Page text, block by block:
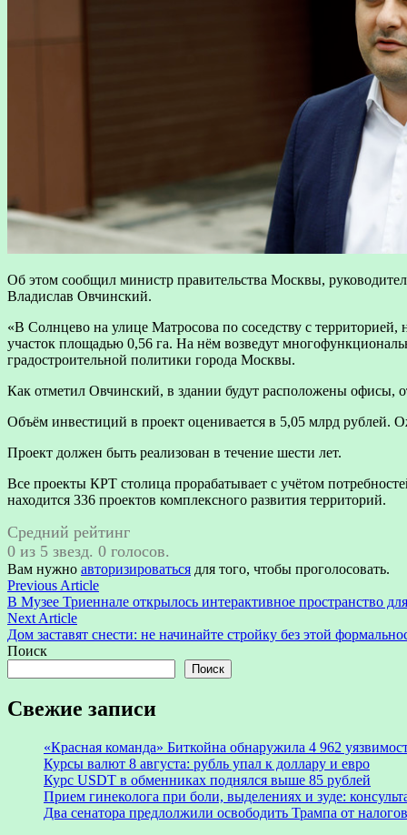
Об этом сообщил министр правительства Москвы,
Владислав Овчинский.
«В Солнцево на улице Матросова по соседству с
участок площадью 0,56 га. На нём возведут
градостроительной политики города Москвы.
Как отметил Овчинский, в здании будут расположены офисы,
Объём инвестиций в проект оценивается в 5,05 млрд рублей.
Проект должен быть реализован в течение шести лет.
Все проекты КРТ столица прорабатывает с учётом
находится 336 проектов комплексного развития территорий.
Средний рейтинг
0 из 5 звезд. 0 голосов.
Вам нужно авторизироваться для того, чтобы проголосовать.
Навигация
по
записям
Previous ArticlePrevious
article:
В Музее Триеннале открылось интерактивное пространство
Next ArticleNext
article:
Дом заставят снести: не начинайте стройку без этой
Поиск
Поиск
Свежие записи
«Красная команда» Биткойна обнаружила 4 962
Курсы валют 8 августа: рубль упал к доллару и евро
Курс USDT в обменниках поднялся выше 85 рублей
Прием гинеколога при боли, выделениях и зуде:
Два сенатора предлолжили освободить Трампа от